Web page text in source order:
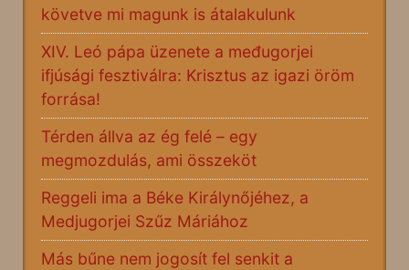
követve mi magunk is átalakulunk
XIV. Leó pápa üzenete a međugorjei
ifjúsági fesztiválra: Krisztus az igazi öröm
forrása!
Térden állva az ég felé – egy
megmozdulás, ami összeköt
Reggeli ima a Béke Királynőjéhez, a
Medjugorjei Szűz Máriához
Más bűne nem jogosít fel senkit a